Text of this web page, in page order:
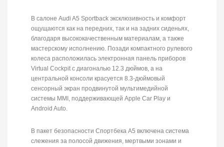
В салоне Audi A5 Sportback эксклюзивность и комфорт
ощущаются как на передних, так и на задних сиденьях,
благодаря высококачественным материалам, а также
мастерскому исполнению. Позади компактного рулевого
колеса расположилась электронная панель приборов
Virtual Cockpit с диагональю 12.3 дюймов, а на
центральной консоли красуется 8.3-дюймовый
сенсорный экран продвинутой мультимедийной
системы ММI, поддерживающей Apple Car Play и
Android Auto.
В пакет безопасности Спортбека А5 включена система
слежения за полосой движения, мертвыми зонами и